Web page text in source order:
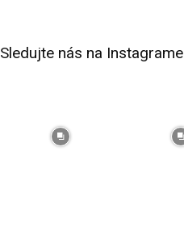
Sledujte nás na Instagrame